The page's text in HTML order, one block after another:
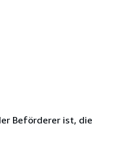
Beförderer ist, die